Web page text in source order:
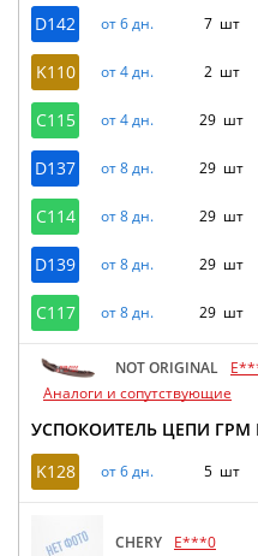
D142 от 6 дн. 7 шт
K110 от 4 дн. 2 шт
C115 от 4 дн. 29 шт
D137 от 8 дн. 29 шт
C114 от 8 дн. 29 шт
D139 от 8 дн. 29 шт
C117 от 8 дн. 29 шт
NOT ORIGINAL
Аналоги и сопутствующие
УСПОКОИТЕЛЬ ЦЕПИ ГРМ
K128
от 6 дн. 5 шт
CHERY
E***0